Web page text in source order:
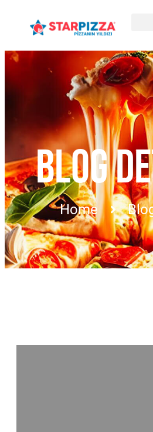
BLOG
Home